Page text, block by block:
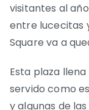
visitantes al
entre lucecitas
Square va a
Esta plaza
servido como
y algunas de